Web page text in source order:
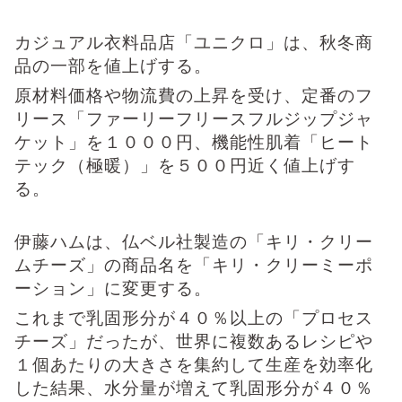
カジュアル衣料品店「ユニクロ」は、秋冬商
品の一部を値上げする。
原材料価格や物流費の上昇を受け、定番のフ
リース「ファーリーフリースフルジップジャ
ケット」を１０００円、機能性肌着「ヒート
テック（極暖）」を５００円近く値上げす
る。
伊藤ハムは、仏ベル社製造の「キリ・クリー
ムチーズ」の商品名を「キリ・クリーミーポ
ーション」に変更する。
これまで乳固形分が４０％以上の「プロセス
チーズ」だったが、世界に複数あるレシピや
１個あたりの大きさを集約して生産を効率化
した結果、水分量が増えて乳固形分が４０％